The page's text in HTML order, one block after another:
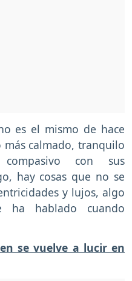
es el mismo de hace
calmado, tranquilo
con sus
hay cosas que no se
y lujos, algo
hablado cuando
se vuelve a lucir en